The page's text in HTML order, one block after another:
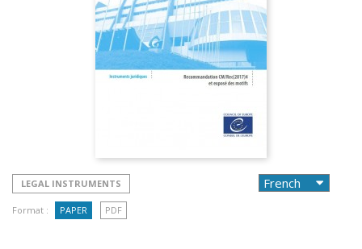
LEGAL INSTRUMENTS
Format : PAPER PDF